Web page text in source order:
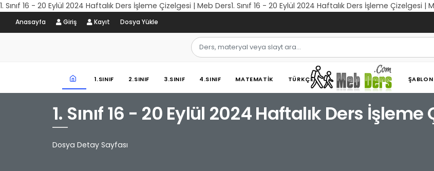
1. Sınıf 16 - 20 Eylül 2024 Haftalık Ders İşleme Çizelgesi | Meb Ders1. Sınıf 16 - 20 Eylül 2024 Haftalık Ders İşleme Çizelgesi |
Anasayfa Giriş Kayıt Dosya Yükle
1.SINIF 2.SINIF 3.SINIF 4.SINIF MATEMATIK TÜRKÇE ŞABLON
1. Sınıf 16 - 20 Eylül 2024 Haftalık Ders İşleme
Dosya Detay Sayfası